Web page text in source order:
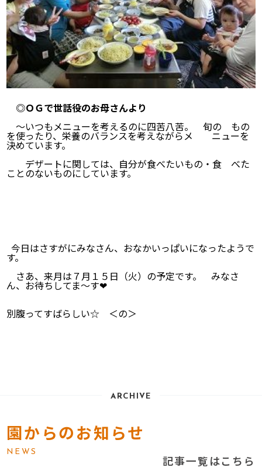
◎ＯＧで世話役のお母さんより
～いつもメニューを考えるのに四苦八苦。 旬の もの
を使ったり、栄養のバランスを考えながらメ ニューを
決めています。
デザートに関しては、自分が食べたいもの・食 べた
ことのないものにしています。
今日はさすがにみなさん、おなかいっぱいになったようで
す。
さあ、来月は７月１５日（火）の予定です。 みなさ
ん、お待ちしてま～す❤
別腹ってすばらしい☆ ＜の＞
ARCHIVE
園からのお知らせ
NEWS
記事一覧はこちら